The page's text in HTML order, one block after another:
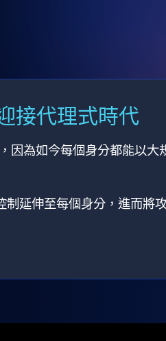
接代理式時代
因為如今每個身分都能以大
延伸至每個身分，進而將